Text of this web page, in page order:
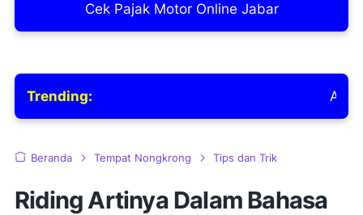
Cek Pajak Motor Online Jabar
Trending: Awas Kena
Beranda Tempat Nongkrong Tips dan Trik
Riding Artinya Dalam Bahasa